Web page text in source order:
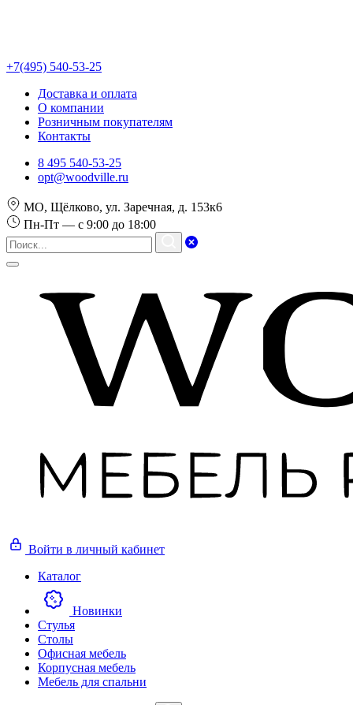
+7(495) 540-53-25
Доставка и оплата
О компании
Розничным покупателям
Контакты
8 495 540-53-25
opt@woodville.ru
МО, Щёлково, ул. Заречная, д. 153к6
Пн-Пт — с 9:00 до 18:00
Войти в личный кабинет
Каталог
Новинки
Стулья
Столы
Офисная мебель
Корпусная мебель
Мебель для спальни